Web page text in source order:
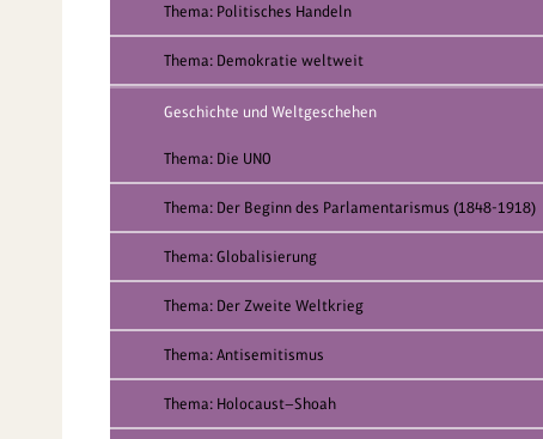
Thema: Politisches Handeln
Thema: Demokratie weltweit
Geschichte und Weltgeschehen
Thema: Die UNO
Thema: Der Beginn des Parlamentarismus (1848-1918)
Thema: Globalisierung
Thema: Der Zweite Weltkrieg
Thema: Antisemitismus
Thema: Holocaust—Shoah